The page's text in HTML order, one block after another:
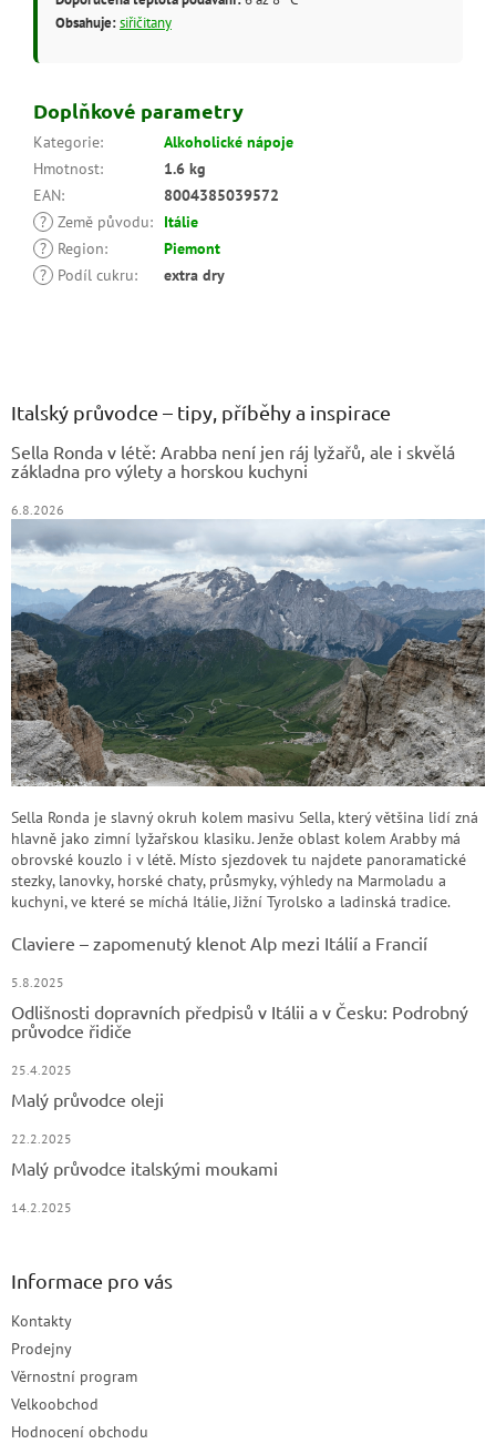
Obsahuje:siřičitany
Doplňkové parametry
Kategorie:
Alkoholické nápoje
Hmotnost:
1.6 kg
EAN:
8004385039572
? Země původu:
Itálie
?
Region:
Piemont
?
Podíl cukru: extra dry
Italský průvodce – tipy, příběhy a inspirace
Sella Ronda v létě: Arabba není jen ráj lyžařů, ale i skvělá
základna pro výlety a horskou kuchyni
6.8.2026
Sella Ronda je slavný okruh kolem masivu Sella, který většina lidí zná
hlavně jako zimní lyžařskou klasiku. Jenže oblast kolem Arabby má
obrovské kouzlo i v létě. Místo sjezdovek tu najdete panoramatické
stezky, lanovky, horské chaty, průsmyky, výhledy na Marmoladu a
kuchyni, ve které se míchá Itálie, Jižní Tyrolsko a ladinská tradice.
Claviere – zapomenutý klenot Alp mezi Itálií a Francií
5.8.2025
Odlišnosti dopravních předpisů v Itálii a v Česku: Podrobný
průvodce řidiče
25.4.2025
Malý průvodce oleji
22.2.2025
Malý průvodce italskými moukami
14.2.2025
Informace pro vás
Kontakty
Prodejny
Věrnostní program
Velkoobchod
Hodnocení obchodu